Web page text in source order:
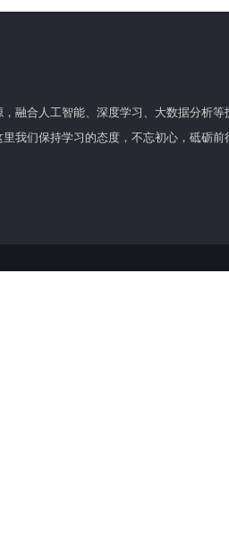
融合人工智能、深度学习、大数据分析
里我们保持学习的态度，不忘初心，砥砺前